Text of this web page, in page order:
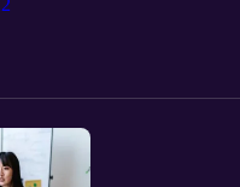
ahli gabungan yang
untuk menemui laluan
ms/